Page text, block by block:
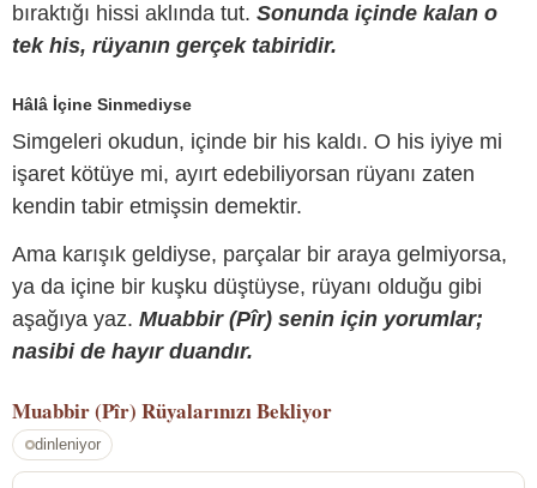
bıraktığı hissi aklında tut. Sonunda içinde kalan o
tek his, rüyanın gerçek tabiridir.
Hâlâ İçine Sinmediyse
Simgeleri okudun, içinde bir his kaldı. O his iyiye mi
işaret kötüye mi, ayırt edebiliyorsan rüyanı zaten
kendin tabir etmişsin demektir.
Ama karışık geldiyse, parçalar bir araya gelmiyorsa,
ya da içine bir kuşku düştüyse, rüyanı olduğu gibi
aşağıya yaz. Muabbir (Pîr) senin için yorumlar;
nasibi de hayır duandır.
Muabbir (Pîr) Rüyalarınızı Bekliyor
dinleniyor